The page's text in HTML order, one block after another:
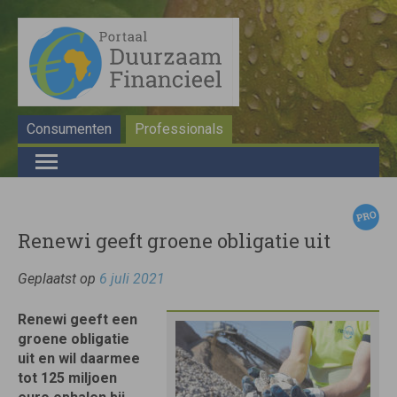
Consumenten Professionals
Renewi geeft groene obligatie uit
Geplaatst op 6 juli 2021
Renewi geeft een
groene obligatie
uit en wil daarmee
tot 125 miljoen